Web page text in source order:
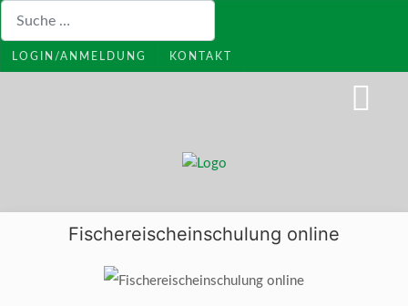
LOGIN/ANMELDUNG KONTAKT
Fischereischeinschulung online